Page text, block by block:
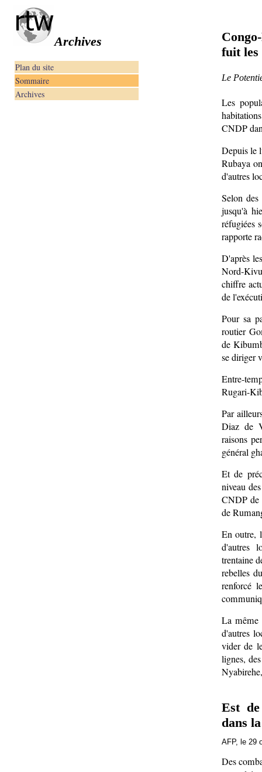
Archives
Plan du site
Sommaire
Archives
fuit les
Le
Les
CNDP
Depuis le
Rubaya
d'autres
Selon
jusqu'à
réfugiées
rapporte
D'après
Nord-
chiffre
de
Pour sa
routier
de
se diriger
Entre-
Rugari-
Par
Diaz de
raisons
général
Et de
niveau
CNDP de
de
En outre,
d'autres
trentaine
rebelles
renforcé
La même
d'autres
vider de
lignes,
Est
dans
AFP, le 29
Des